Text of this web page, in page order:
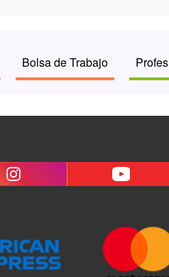
Bolsa de Trabajo Profes